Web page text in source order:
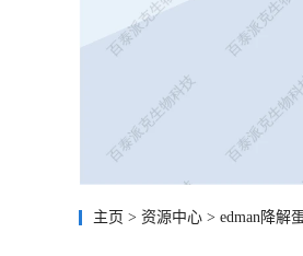
主页 > 资源中心 > edman降解